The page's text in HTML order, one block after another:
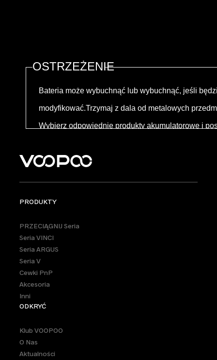
OSTRZEŻENIE
Bateria może wybuchnąć lub wybuchnąć, jeśli
modyfikować.Trzymaj z dala od metalowych
Wybierz odpowiednie produkty akumulatorowe i
PRODUKTY
PRZECIĄGNIJ Seria
Seria VINCI
Seria ARGUS
Seria V
Cewki PnP
Akcesoria
Inni
ODKRYĆ
Klub VOOPOO
O Nas
Aktualności